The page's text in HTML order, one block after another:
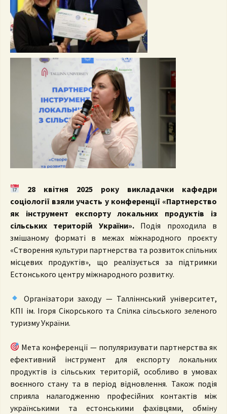
28 квітня 2025 року викладачки кафедри
соціології взяли участь у конференції «Партнерство
як інструмент експорту локальних продуктів із
сільських територій України».Подія проходила в
змішаному форматі в межах міжнародного проєкту
«Створення культури партнерства та розвиток спільних
місцевих продуктів», що реалізується за підтримки
Естонського центру міжнародного розвитку.
Організатори заходу — Талліннський університет,
КПІ ім. Ігоря Сікорського та Спілка сільського зеленого
туризму України.
Мета конференції — популяризувати партнерства як
ефективний інструмент для експорту локальних
продуктів із сільських територій, особливо в умовах
воєнного стану та в період відновлення. Також подія
сприяла налагодженню професійних контактів між
українськими та естонськими фахівцями, обміну